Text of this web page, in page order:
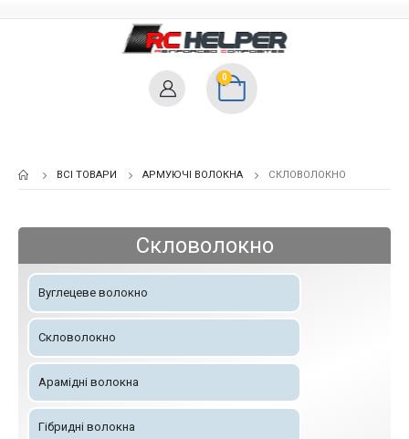
0
ВСІ ТОВАРИ АРМУЮЧІ ВОЛОКНА СКЛОВОЛОКНО
Скловолокно
Вуглецеве волокно
Скловолокно
Арамідні волокна
Гібридні волокна